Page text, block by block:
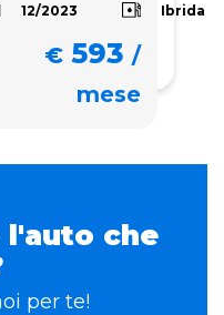
12/2023 Ibrida
€ 593 /
mese
l'auto che
per te!